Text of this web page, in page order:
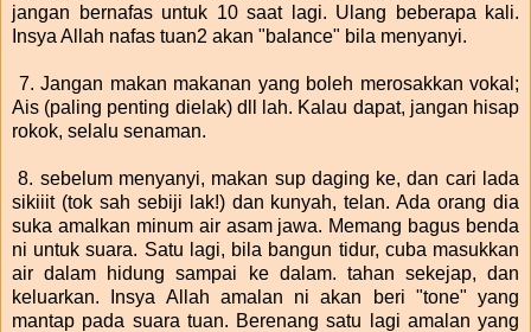
jangan bernafas untuk 10 saat lagi. Ulang beberapa kali.
Insya Allah nafas tuan2 akan "balance" bila menyanyi.
7. Jangan makan makanan yang boleh merosakkan vokal;
Ais (paling penting dielak) dll lah. Kalau dapat, jangan hisap
rokok, selalu senaman.
8. sebelum menyanyi, makan sup daging ke, dan cari lada
sikiiit (tok sah sebiji lak!) dan kunyah, telan. Ada orang dia
suka amalkan minum air asam jawa. Memang bagus benda
ni untuk suara. Satu lagi, bila bangun tidur, cuba masukkan
air dalam hidung sampai ke dalam. tahan sekejap, dan
keluarkan. Insya Allah amalan ni akan beri "tone" yang
mantap pada suara tuan. Berenang satu lagi amalan yang